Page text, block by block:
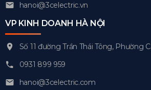
hanoi@3celectric.vn
VP KINH DOANH HÀ NỘI
Số 11 đường Trần Thái Tông, Phường
0931 899 959
hanoi@3celectric.com